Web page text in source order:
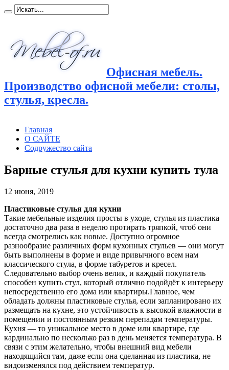
Офисная мебель.
Производство офисной мебели: столы,
стулья, кресла.
Главная
О САЙТЕ
Содружество сайта
Барные стулья для кухни купить тула
12 июня, 2019
Пластиковые стулья для кухни
Такие мебельные изделия просты в уходе, стулья из пластика
достаточно два раза в неделю протирать тряпкой, чтоб они
всегда смотрелись как новые. Доступно огромное
разнообразие различных форм кухонных стульев — они могут
быть выполнены в форме и виде привычного всем нам
классического стула, в форме табуретов и кресел.
Следовательно выбор очень велик, и каждый покупатель
способен купить стул, который отлично подойдёт к интерьеру
непосредственно его дома или квартиры.Главное, чем
обладать должны пластиковые стулья, если запланировано их
размещать на кухне, это устойчивость к высокой влажности в
помещении и постоянным резким перепадам температуры.
Кухня — то уникальное место в доме или квартире, где
кардинально по несколько раз в день меняется температура. В
связи с этим желательно, чтобы внешний вид мебели
находящийся там, даже если она сделанная из пластика, не
видоизменялся под действием температур.